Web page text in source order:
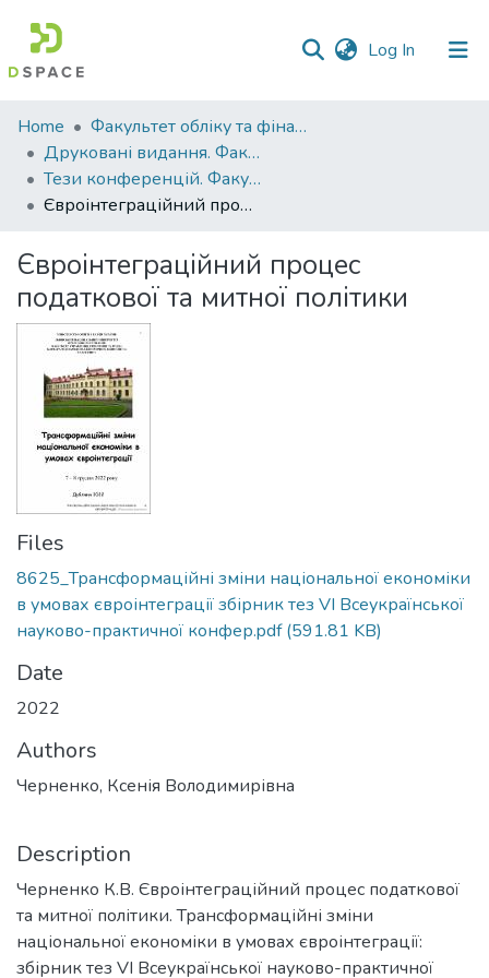
Log In (current)
Communities
&
Collections
All of DSpace
Statistics
Home
Факультет обліку та фінансів
Друковані видання. Факультет обліку та фінансів
Тези конференцій. Факультет обліку та фінансів
Євроінтеграційний процес податкової та митної політики
Євроінтеграційний процес
податкової та митної політики
Files
8625_Трансформаційні зміни національної економіки
в умовах євроінтеграції збірник тез VІ Всеукраїнської
науково-практичної конфер.pdf(591.81 KB)
Date
2022
Authors
Черненко, Ксенія Володимирівна
Description
Черненко К.В. Євроінтеграційний процес податкової
та митної політики. Трансформаційні зміни
національної економіки в умовах євроінтеграції:
збірник тез VІ Всеукраїнської науково-практичної